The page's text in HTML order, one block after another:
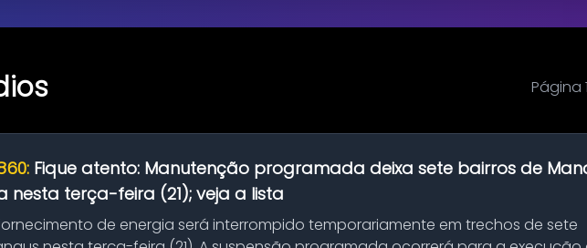
Página
Fique atento: Manutenção programada deixa sete bairros de
nesta terça-feira (21); veja a lista
de energia será interrompido temporariamente em trechos de sete